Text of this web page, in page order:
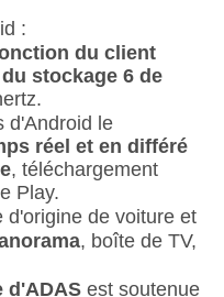
:
du client
stockage 6 de
d'Android le
réel et en différé
, téléchargement
Play.
d'origine de voiture et
, boîte de TV,
d'ADASest soutenue